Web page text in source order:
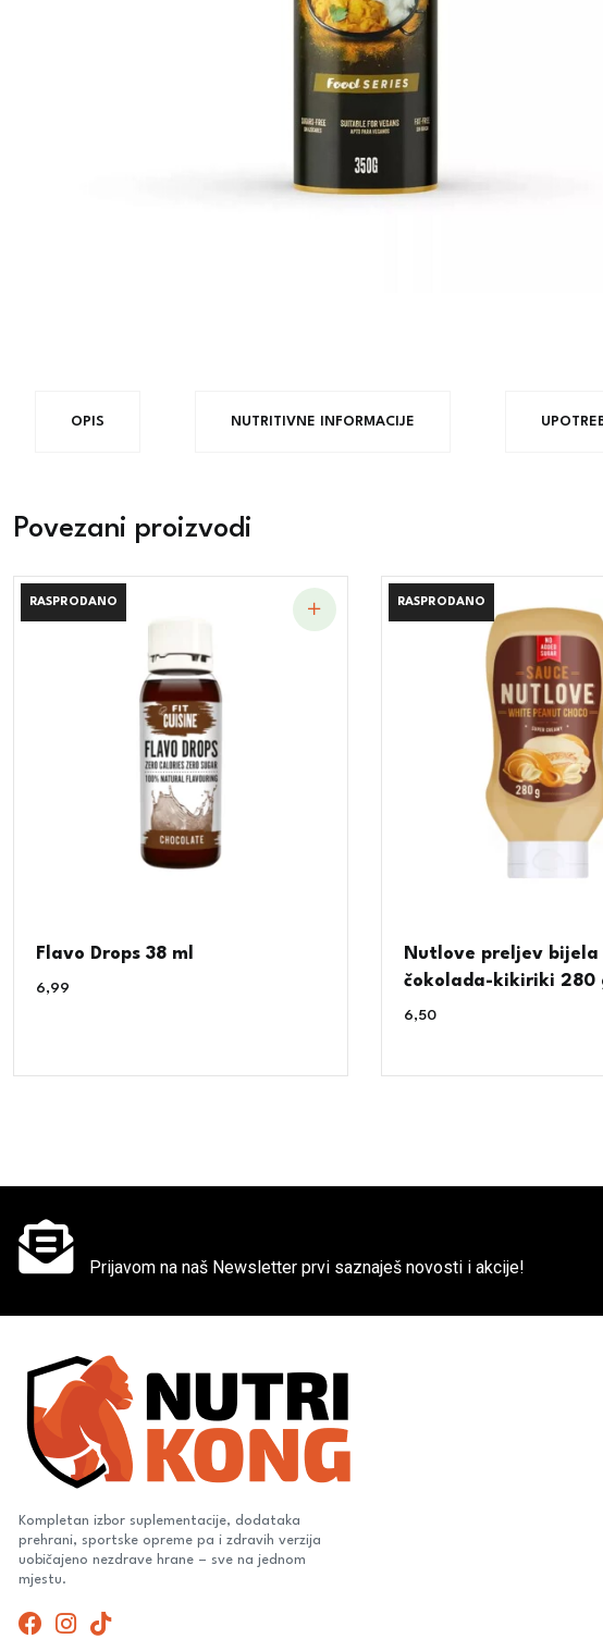
OPIS NUTRITIVNE INFORMACIJE
Povezani proizvodi
RASPRODANO
RASPRODANO
Flavo Drops 38 ml
6,99
RASPRODANO
RASPRODANO
Nutlove preljev bijela
čokolada-kikiriki 280
6,50
Prijavom na naš Newsletter prvi saznaješ novosti i akcije!
Kompletan izbor suplementacije, dodataka
prehrani, sportske opreme pa i zdravih verzija
uobičajeno nezdrave hrane – sve na jednom
mjestu.